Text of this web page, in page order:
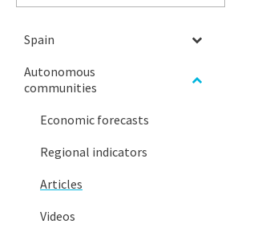
Spain
Autonomous
communities
Economic forecasts
Regional indicators
Articles
Videos